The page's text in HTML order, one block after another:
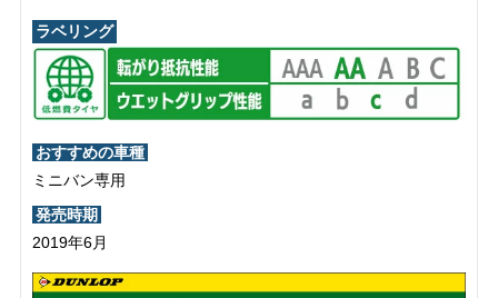
ラベリング
おすすめの車種
ミニバン専用
発売時期
2019年6月